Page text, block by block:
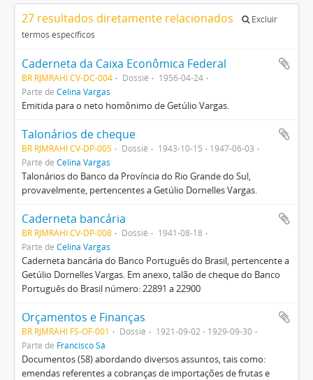
27 resultados diretamente relacionados
Excluir
termos específicos
Caderneta da Caixa Econômica Federal
BR RJMRAHI CV-DC-004 Dossiê
1956-04-24
Parte de Celina Vargas
Emitida para o neto homônimo de Getúlio Vargas.
Talonários de cheque
BR RJMRAHI CV-DP-005 Dossiê
1943-10-15 - 1947-06-03
Parte de Celina Vargas
Talonários do Banco da Província do Rio Grande do Sul,
provavelmente, pertencentes a Getúlio Dornelles Vargas.
Caderneta bancária
BR RJMRAHI CV-DP-008 Dossiê
1941-08-18
Parte de Celina Vargas
Caderneta bancária do Banco Português do Brasil, pertencente a
Getúlio Dornelles Vargas. Em anexo, talão de cheque do Banco
Português do Brasil número: 22891 a 22900
Orçamentos e Finanças
BR RJMRAHI FS-OF-001 Dossiê
1921-09-02 - 1929-09-30
Parte de Francisco Sá
Documentos (58) abordando diversos assuntos, tais como:
emendas referentes a cobranças de importações de frutas e